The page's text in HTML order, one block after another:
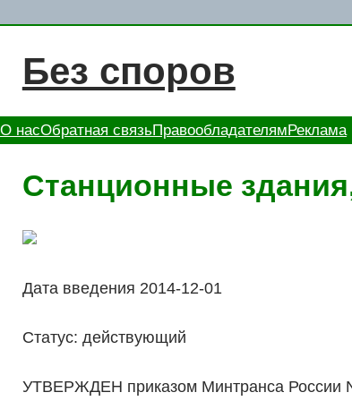
содержимому
Без споров
О насОбратная связьПравообладателям Реклама
Станционные
Дата введения 2014-12-01
Статус: действующий
УТВЕРЖДЕН приказом Минтранса России